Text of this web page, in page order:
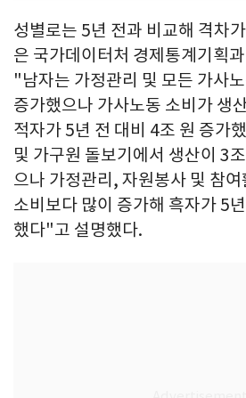
성별로는 5년 전과 비교해 격차
은 국가데이터처 경제통계기획
"남자는 가정관리 및 모든 가사
증가했으나 가사노동 소비가 생
적자가 5년 전 대비 4조 원 증가
및 가구원 돌보기에서 생산이 3
으나 가정관리, 자원봉사 및 참여
소비보다 많이 증가해 흑자가 5
했다"고 설명했다.